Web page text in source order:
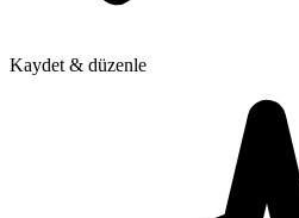
Kaydet & düzenle